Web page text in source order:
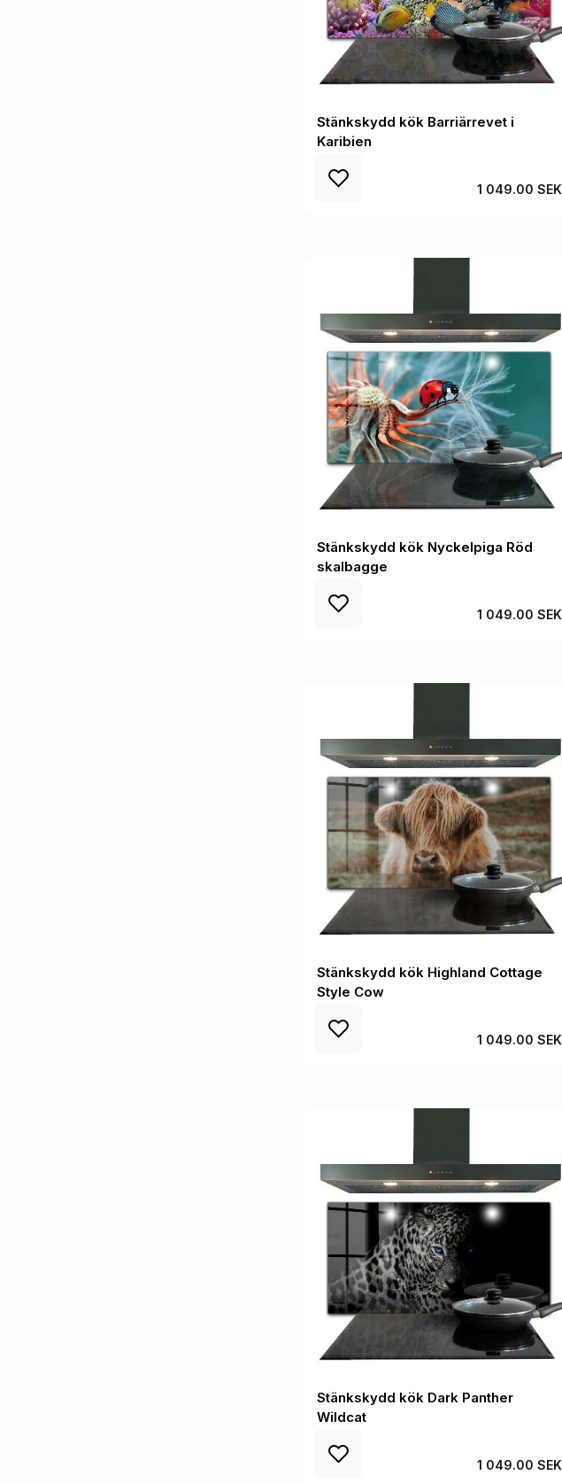
Stänkskydd kök Barriärrevet i
Karibien
1 049.00 SEK
Stänkskydd kök Nyckelpiga Röd
skalbagge
1 049.00 SEK
Stänkskydd kök Highland Cottage
Style Cow
1 049.00 SEK
Stänkskydd kök Dark Panther
Wildcat
1 049.00 SEK